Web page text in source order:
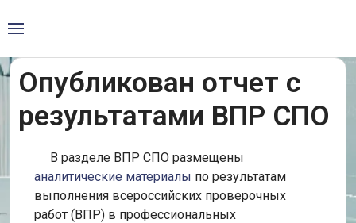
Опубликован отчет с
результатами ВПР СПО
В разделе ВПР СПО размещены
аналитические материалы по результатам
выполнения всероссийских проверочных
работ (ВПР) в профессиональных